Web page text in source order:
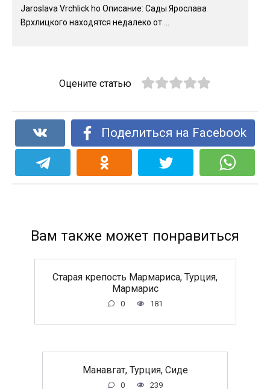
Jaroslava Vrchlick ho Описание: Сады Ярослава
Врхлицкого находятся недалеко от ...
Оцените статью
Поделиться на Facebook
Вам также может понравиться
Старая крепость Мармариса, Турция,
Мармарис
0 181
Манавгат, Турция, Сиде
0 239